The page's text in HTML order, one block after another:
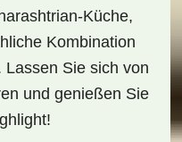
Küche,
Kombination
Lassen Sie sich von
und genießen Sie